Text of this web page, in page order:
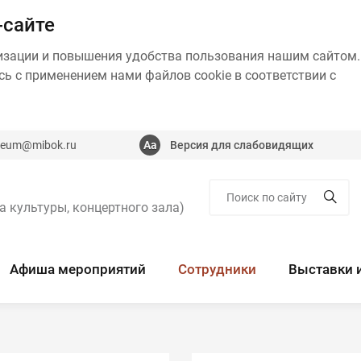
и повышения удобства пользования нашим сайтом.
с применением нами файлов cookie в соответствии с
Версия для слабовидящих
концертного зала)
Афиша мероприятий Сотрудники Выставки